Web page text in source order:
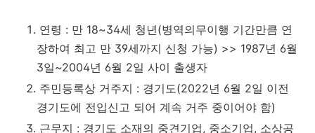
연령 : 만 18~34세 청년(병역의무이행 기간만큼 연
장하여 최고 만 39세까지 신청 가능) >> 1987년 6월
3일~2004년 6월 2일 사이 출생자
주민등록상 거주지 : 경기도(2022년 6월 2일 이전
경기도에 전입신고 되어 계속 거주 중이어야 함)
근무지 : 경기도 소재의 중견기업, 중소기업, 소상공